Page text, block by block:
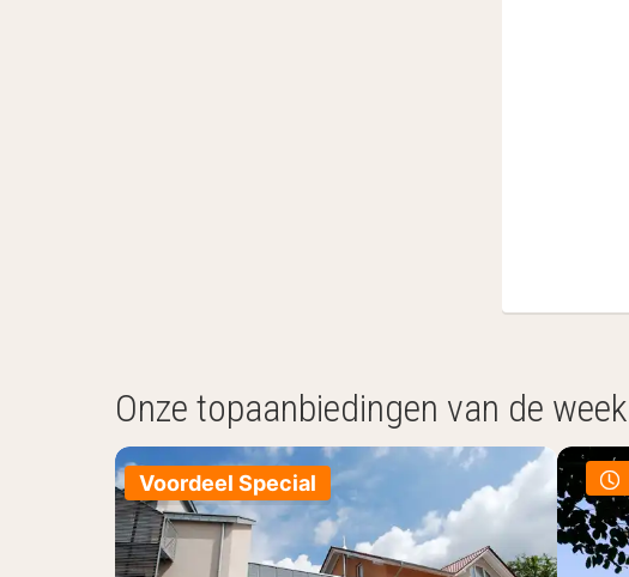
Onze topaanbiedingen van de week
Voordeel Special